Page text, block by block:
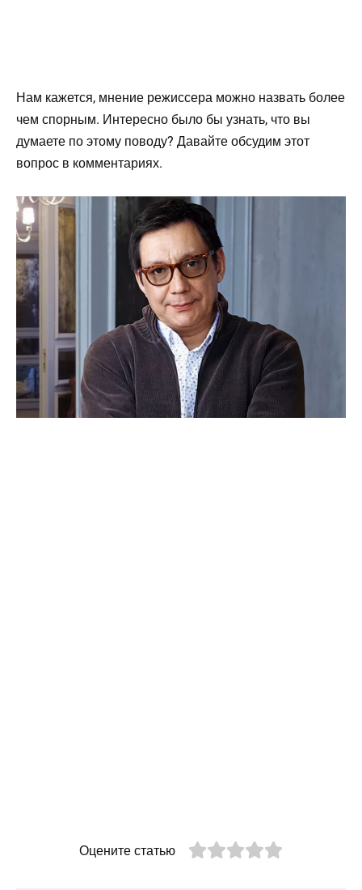
Нам кажется, мнение режиссера можно назвать более
чем спорным. Интересно было бы узнать, что вы
думаете по этому поводу? Давайте обсудим этот
вопрос в комментариях.
Оцените статью